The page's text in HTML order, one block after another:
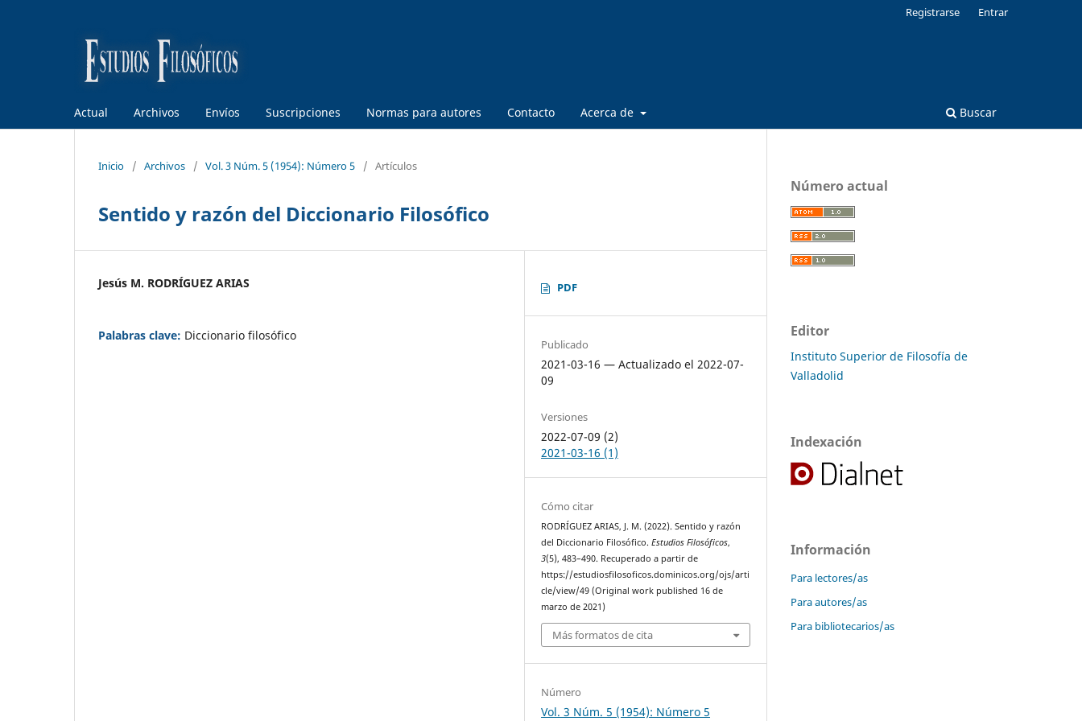
Actual Archivos Envíos Suscripciones Normas para autores Contacto Acerca de Buscar
Registrarse Entrar
Inicio / Archivos / Vol. 3 Núm. 5 (1954): Número 5 / Artículos
Sentido y razón del Diccionario Filosófico
Jesús M. RODRÍGUEZ ARIAS
Palabras clave: Diccionario filosófico
PDF
Publicado
2021-03-16 — Actualizado el 2022-07-
09
Versiones
2022-07-09 (2)
2021-03-16 (1)
Cómo citar
RODRÍGUEZ ARIAS, J. M. (2022). Sentido y razón
del Diccionario Filosófico.Estudios Filosóficos,
3(5), 483–490. Recuperado a partir de
https://estudiosfilosoficos.dominicos.org/ojs/arti
cle/view/49 (Original work published 16 de
marzo de 2021)
Más formatos de cita
Número
Vol. 3 Núm. 5 (1954): Número 5
Número actual
Editor
Instituto Superior de Filosofía de
Valladolid
Indexación
Información
Para lectores/as
Para autores/as
Para bibliotecarios/as